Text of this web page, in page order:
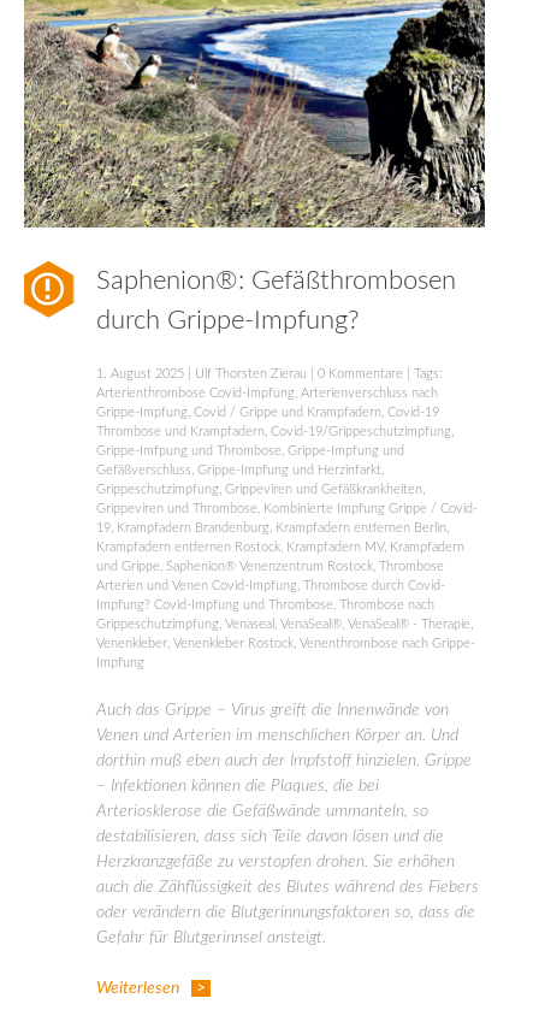
Saphenion®: Gefäßthrombosen
durch Grippe-Impfung?
1. August 2025 Ulf Thorsten Zierau 0 Kommentare | Tags:
Arterienthrombose Covid-Impfung, Arterienverschluss nach
Grippe-Impfung, Covid / Grippe und Krampfadern, Covid-19
Thrombose und Krampfadern, Covid-19/Grippeschutzimpfung,
Grippe-Imfpung und Thrombose, Grippe-Impfung und
Gefäßverschluss, Grippe-Impfung und Herzinfarkt,
Grippeschutzimpfung, Grippeviren und Gefäßkrankheiten,
Grippeviren und Thrombose, Kombinierte Impfung Grippe / Covid-
19, Krampfadern Brandenburg, Krampfadern entfernen Berlin,
Krampfadern entfernen Rostock, Krampfadern MV, Krampfadern
und Grippe, Saphenion® Venenzentrum Rostock,
Thrombose
Arterien und Venen Covid-Impfung,
Thrombose durch Covid-
Impfung? Covid-Impfung und Thrombose,
Thrombose nach
Grippeschutzimpfung, Venaseal , VenaSeal®, VenaSeal® - Therapie,
Venenkleber, Venenkleber Rostock, Venenthrombose nach Grippe-
Impfung
Auch das Grippe – Virus greift die Innenwände von
Venen und Arterien im menschlichen Körper an. Und
dorthin muß eben auch der Impfstoff hinzielen. Grippe
– Infektionen können die Plaques, die bei
Arteriosklerose die Gefäßwände ummanteln, so
destabilisieren, dass sich Teile davon lösen und die
Herzkranzgefäße zu verstopfen drohen. Sie erhöhen
auch die Zähflüssigkeit des Blutes während des Fiebers
oder verändern die Blutgerinnungsfaktoren so, dass die
Gefahr für Blutgerinnsel ansteigt.
Weiterlesen